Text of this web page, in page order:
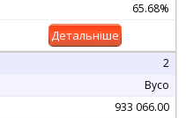
65.68%
Детальніше
2
Вусо
933 066.00